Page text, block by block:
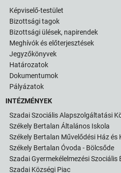
Képviselő-testület
Bizottsági tagok
Bizottsági ülések, napirendek
Meghívók és előterjesztések
Jegyzőkönyvek
Határozatok
Dokumentumok
Pályázatok
INTÉZMÉNYEK
Szadai Szociális Alapszolgáltatási
Székely Bertalan Általános Iskola
Székely Bertalan Művelődési Ház és
Székely Bertalan Óvoda - Bölcsőde
Szadai Gyermekélelmezési Szociális
Szadai Községi Piac